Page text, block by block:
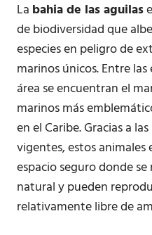
La bahia de las aguilas
de biodiversidad que
especies en peligro de
marinos únicos. Entre
área se encuentran el
marinos más
en el Caribe. Gracias a
vigentes, estos
espacio seguro donde
natural y pueden
relativamente libre de